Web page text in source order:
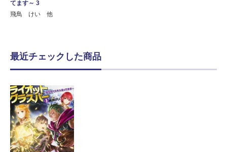
てます～ 3
飛鳥 けい 他
最近チェックした商品